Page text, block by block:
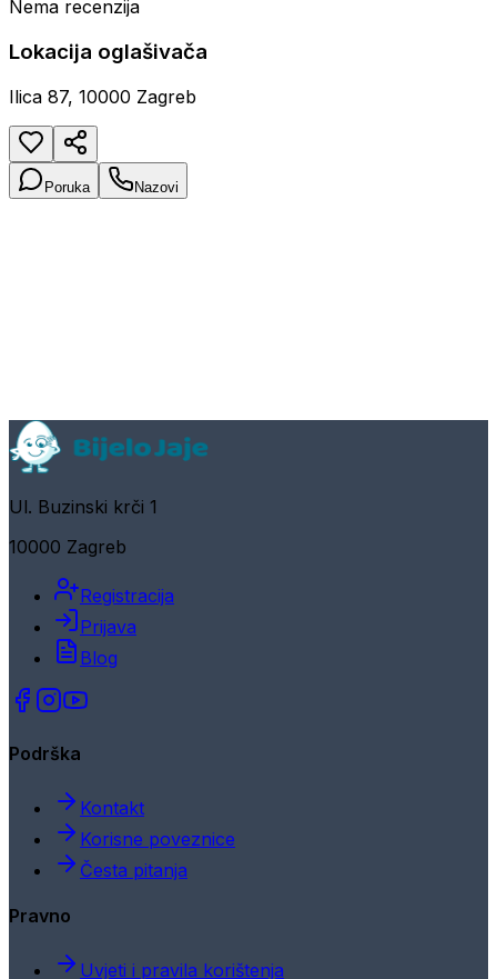
Nema recenzija
Lokacija oglašivača
Ilica 87, 10000 Zagreb
Poruka Nazovi
Ul. Buzinski krči 1
10000 Zagreb
Registracija
Prijava
Blog
Podrška
Kontakt
Korisne poveznice
Česta pitanja
Pravno
Uvjeti i pravila korištenja